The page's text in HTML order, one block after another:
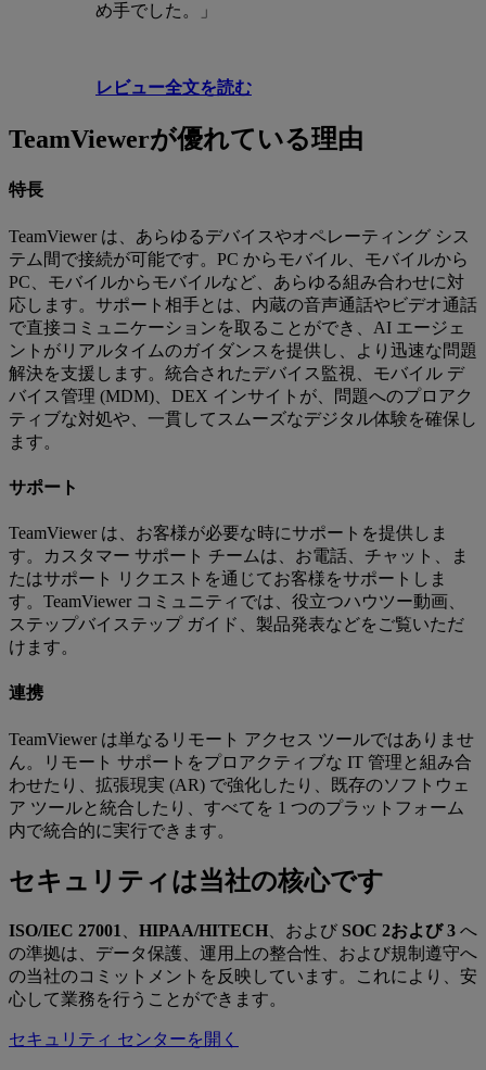
め手でした。」
レビュー全文を読む
TeamViewerが優れている理由
特長
TeamViewer は、あらゆるデバイスやオペレーティング シス
テム間で接続が可能です。PC からモバイル、モバイルから
PC、モバイルからモバイルなど、あらゆる組み合わせに対
応します。サポート相手とは、内蔵の音声通話やビデオ通話
で直接コミュニケーションを取ることができ、AI エージェ
ントがリアルタイムのガイダンスを提供し、より迅速な問題
解決を支援します。統合されたデバイス監視、モバイル デ
バイス管理 (MDM)、DEX インサイトが、問題へのプロアク
ティブな対処や、一貫してスムーズなデジタル体験を確保し
ます。
サポート
TeamViewer は、お客様が必要な時にサポートを提供しま
す。カスタマー サポート チームは、お電話、チャット、ま
たはサポート リクエストを通じてお客様をサポートしま
す。TeamViewer コミュニティでは、役立つハウツー動画、
ステップバイステップ ガイド、製品発表などをご覧いただ
けます。
連携
TeamViewer は単なるリモート アクセス ツールではありませ
ん。リモート サポートをプロアクティブな IT 管理と組み合
わせたり、拡張現実 (AR) で強化したり、既存のソフトウェ
ア ツールと統合したり、すべてを 1 つのプラットフォーム
内で統合的に実行できます。
セキュリティは当社の核心です
ISO/IEC 27001 HIPAA/HITECH 、および SOC 2および 3 へ
の準拠は、データ保護、運用上の整合性、および規制遵守へ
の当社のコミットメントを反映しています。これにより、安
心して業務を行うことができます。
セキュリティ センターを開く